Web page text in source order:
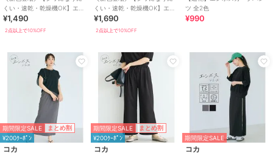
くい・速乾・乾燥機OK】エン
ボス切り替えフレアトップス
全5色
¥1,490
2点以上で10%OFF
くい・速乾・乾燥機OK】エン
ボスワイドパンツ 全6色
¥1,690
2点以上で10%OFF
ツ 全2色
¥990
期間限定SALE まとめ割
¥200ｸｰﾎﾟﾝ
コカ
期間限定SALE まとめ割
¥200ｸｰﾎﾟﾝ
コカ
期間限定SALE
コカ